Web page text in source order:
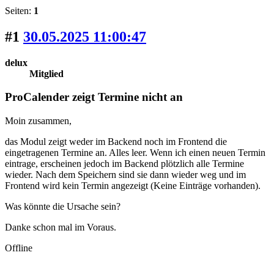
Seiten: 1
#1 30.05.2025 11:00:47
delux
Mitglied
ProCalender zeigt Termine nicht an
Moin zusammen,
das Modul zeigt weder im Backend noch im Frontend die
eingetragenen Termine an. Alles leer. Wenn ich einen neuen Termin
eintrage, erscheinen jedoch im Backend plötzlich alle Termine
wieder. Nach dem Speichern sind sie dann wieder weg und im
Frontend wird kein Termin angezeigt (Keine Einträge vorhanden).
Was könnte die Ursache sein?
Danke schon mal im Voraus.
Offline